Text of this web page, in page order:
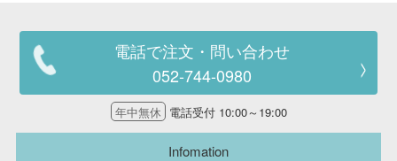
電話で注文・問い合わせ
052-744-0980
年中無休 電話受付 10:00～19:00
Infomation